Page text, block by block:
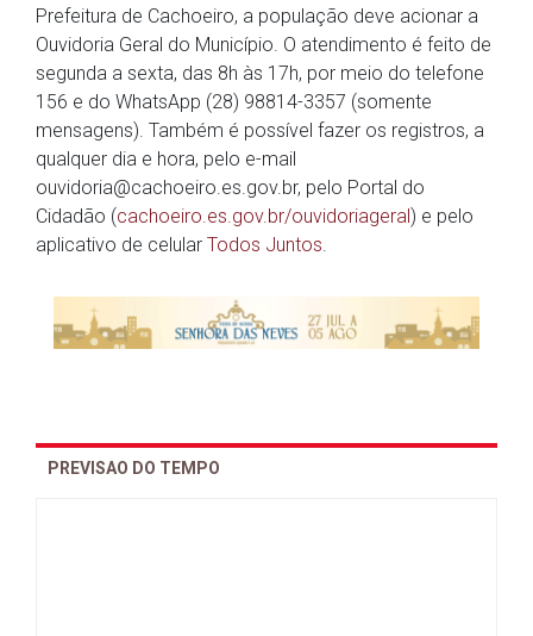
Prefeitura de Cachoeiro, a população deve acionar a
Ouvidoria Geral do Município. O atendimento é feito de
segunda a sexta, das 8h às 17h, por meio do telefone
156 e do WhatsApp (28) 98814-3357 (somente
mensagens). Também é possível fazer os registros, a
qualquer dia e hora, pelo e-mail
ouvidoria@cachoeiro.es.gov.br, pelo Portal do
Cidadão (cachoeiro.es.gov.br/ouvidoriageral) e pelo
aplicativo de celular Todos Juntos.
PREVISAO DO TEMPO